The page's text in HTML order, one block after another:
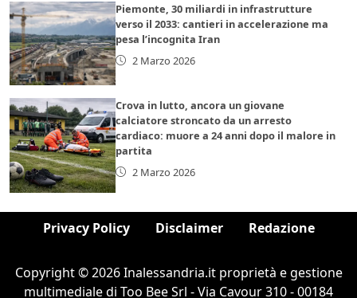
Piemonte, 30 miliardi in infrastrutture
verso il 2033: cantieri in accelerazione ma
pesa l’incognita Iran
2 Marzo 2026
Crova in lutto, ancora un giovane
calciatore stroncato da un arresto
cardiaco: muore a 24 anni dopo il malore in
partita
2 Marzo 2026
Privacy Policy Disclaimer Redazione
Copyright © 2026 Inalessandria.it proprietà e gestione
multimediale di Too Bee Srl - Via Cavour 310 - 00184